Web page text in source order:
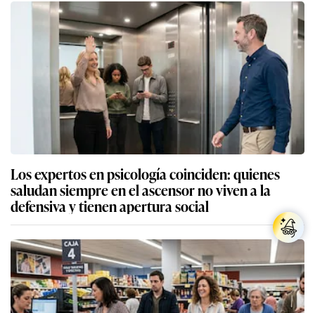
Los expertos en psicología coinciden: quienes
saludan siempre en el ascensor no viven a la
defensiva y tienen apertura social